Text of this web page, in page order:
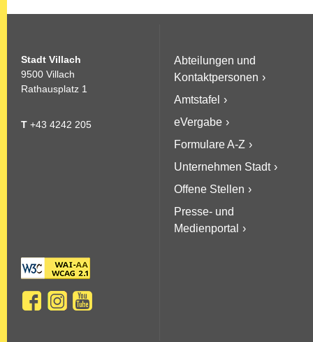
Stadt Villach
9500 Villach
Rathausplatz 1
T +43 4242 205
Abteilungen und
Kontaktpersonen
Amtstafel
eVergabe
Formulare A-Z
Unternehmen Stadt
Offene Stellen
Presse- und
Medienportal